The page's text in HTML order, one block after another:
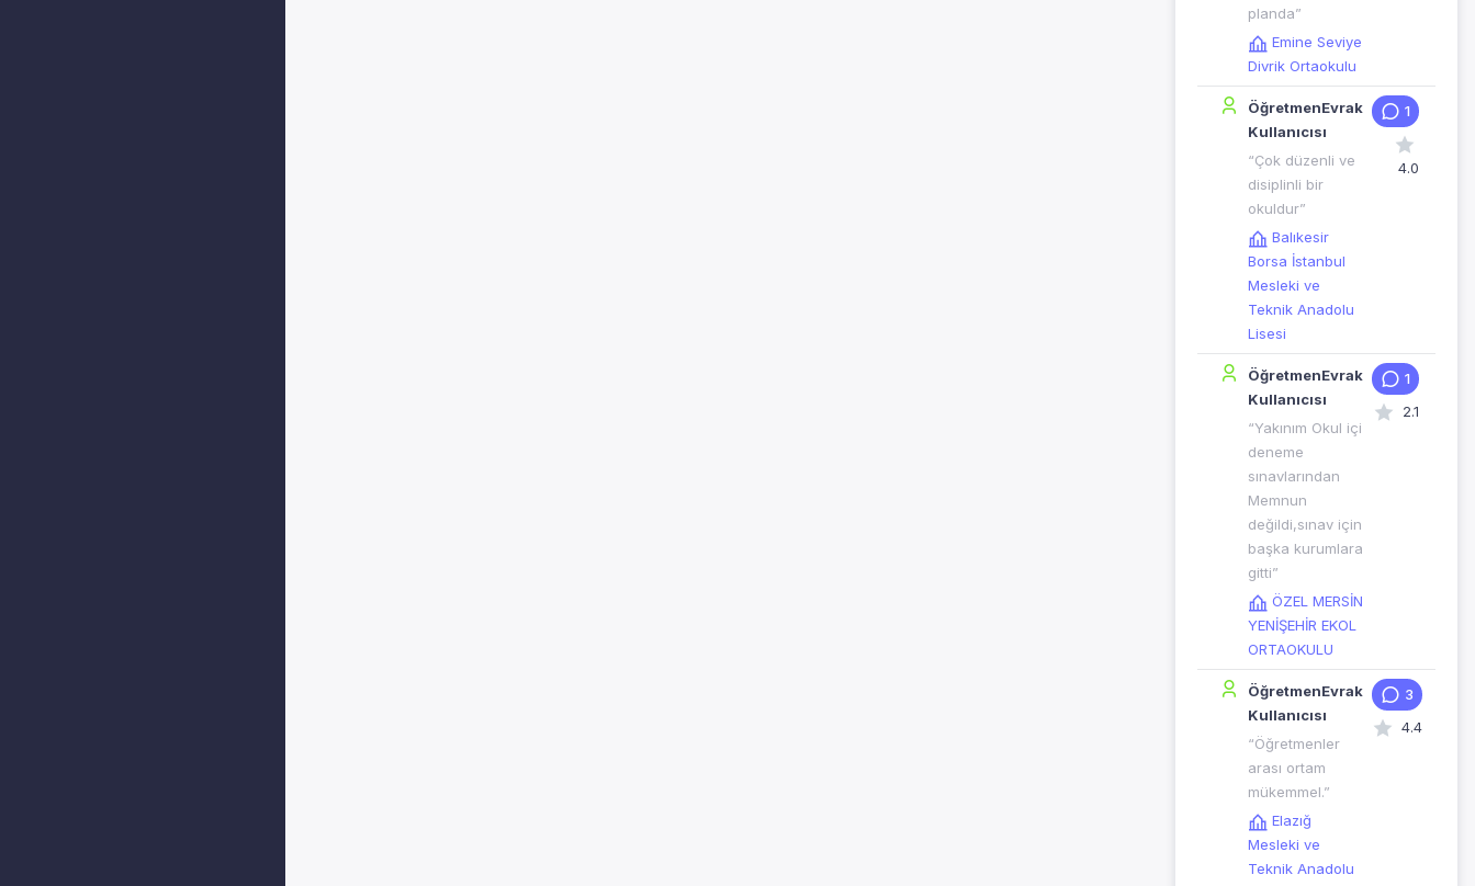
planda”
Emine Seviye
Divrik Ortaokulu
ÖğretmenEvrak
Kullanıcısı
“Çok düzenli ve
disiplinli bir
okuldur”
Balıkesir
Borsa İstanbul
Mesleki ve
Teknik Anadolu
Lisesi
1
4.0
ÖğretmenEvrak
Kullanıcısı
“Yakınım Okul içi
deneme
sınavlarından
Memnun
değildi,sınav için
başka kurumlara
gitti”
ÖZEL MERSİN
YENİŞEHİR EKOL
ORTAOKULU
1
2.1
ÖğretmenEvrak
Kullanıcısı
“Öğretmenler
arası ortam
mükemmel.”
Elazığ
Mesleki ve
Teknik Anadolu
3
4.4